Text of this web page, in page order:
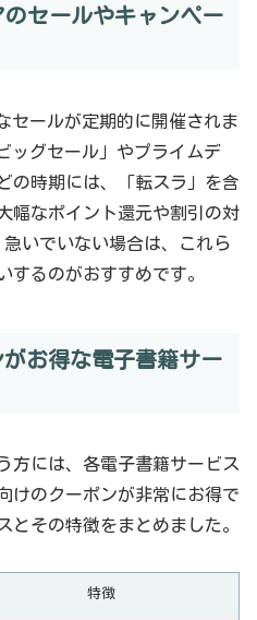
セールやキャンペー
セールが定期的に開催されま
グセール」やプライムデ
の時期には、「転スラ」を含
幅なポイント還元や割引の対
いでいない場合は、これら
するのがおすすめです。
お得な電子書籍サー
方には、各電子書籍サービス
けのクーポンが非常にお得で
とその特徴をまとめました。
特徴